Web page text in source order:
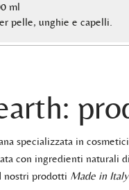
ml
pelle, unghie e capelli.
specializzata in
con ingredienti naturali
nostri prodotti Made in Italy